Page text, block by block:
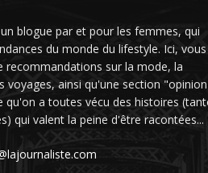
blogue par et pour les femmes, qui
du monde du lifestyle. Ici, vous
recommandations sur la mode, la
voyages, ainsi qu'une section
qu'on a toutes vécu des histoires
qui valent la peine d'être racontées...